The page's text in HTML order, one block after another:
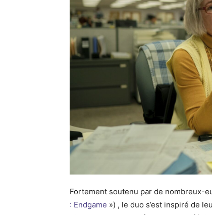
Fortement soutenu par de nombreux-
: Endgame ») , le duo s’est inspiré de